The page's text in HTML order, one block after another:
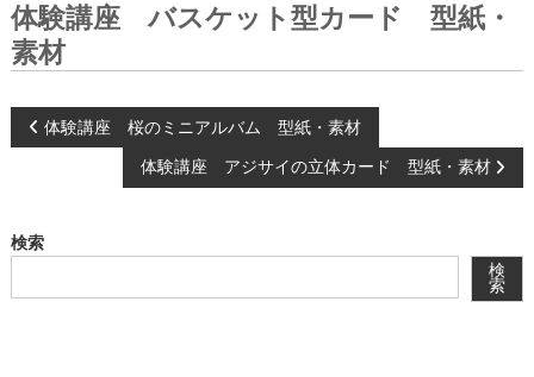
体験講座 バスケット型カード 型紙・
素材
投
ナ
ビ
体験講座 桜のミニアルバム 型紙・素材
体験講座 アジサイの立体カード 型紙・素材
検索
検
索